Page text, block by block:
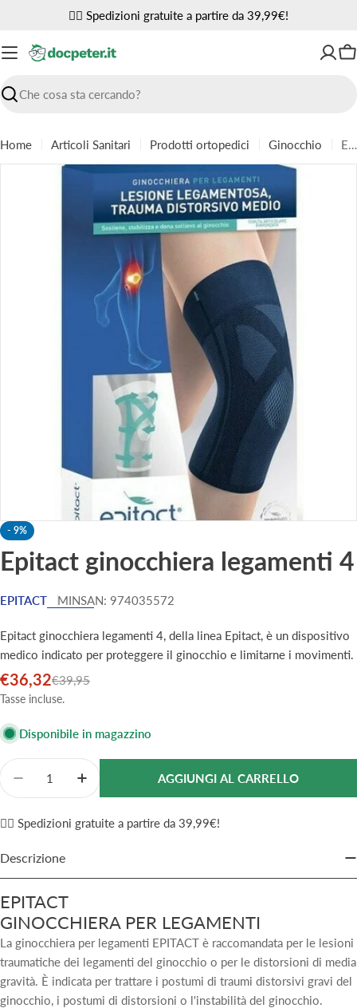
contenuto
✌🏼 Spedizioni gratuite a partire da 39,99€!
Ricerca
Home Articoli Sanitari Prodotti ortopedici Ginocchio
Epitact ginocchiera legamenti 4
Apri supporto 0 in modalità modale
- 9%
Epitact ginocchiera legamenti 4
EPITACT MINSAN: 974035572
Epitact ginocchiera legamenti 4, della linea Epitact, è un dispositivo
medico indicato per proteggere il ginocchio e limitarne i movimenti.
Prezzo
di
vendita
€36,32
Prezzo
normale
€39,95
Tasse incluse.
Disponibile in magazzino
Quantità
Diminuisci La Quantità Per Epitact Ginocchiera
Aumenta La Quantità Per Epitact
AGGIUNGI AL CARRELLO
✌🏼 Spedizioni gratuite a partire da 39,99€!
Descrizione
EPITACT
GINOCCHIERA PER LEGAMENTI
La ginocchiera per legamenti EPITACT è raccomandata per le lesioni
traumatiche dei legamenti del ginocchio o per le distorsioni di media
gravità. È indicata per trattare i postumi di traumi distorsivi gravi del
ginocchio, i postumi di distorsioni o l'instabilità del ginocchio.